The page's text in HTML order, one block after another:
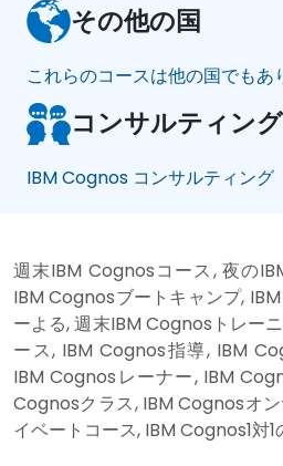
その他の国
これらのコースは他の国でもあ
コンサルティング
IBM Cognos コンサルティング
週末IBM Cognosコース, 夜の
IBM Cognosブートキャンプ,
ーよる, 週末IBM Cognosトレー
ース, IBM Cognos指導, IBM
IBM Cognosレーナー, IBM
Cognosクラス, IBM Cognosオ
イベートコース, IBM Cognos1対